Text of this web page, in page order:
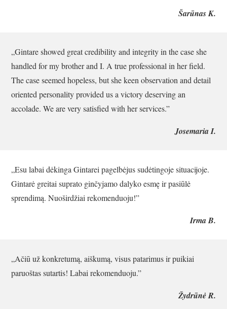
Šarūnas K.
„Gintare showed great credibility and integrity in the case she
handled for my brother and I. A true professional in her field.
The case seemed hopeless, but she keen observation and detail
oriented personality provided us a victory deserving an
accolade. We are very satisfied with her services.”
Josemaria I.
„Esu labai dėkinga Gintarei pagelbėjus sudėtingoje situacijoje.
Gintarė greitai suprato ginčyjamo dalyko esmę ir pasiūlė
sprendimą. Nuoširdžiai rekomenduoju!”
Irma B.
„Ačiū už konkretumą, aiškumą, visus patarimus ir puikiai
paruoštas sutartis! Labai rekomenduoju.”
Žydrūnė R.